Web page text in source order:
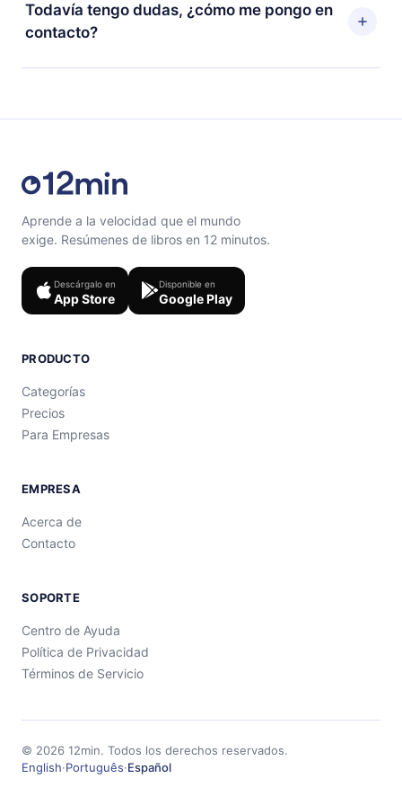
escuchar tus títulos favoritos sin conexión y desafiarte
con un cuestionario de preguntas para ayudarte a fijar
ciclo de facturación no ocurrirá.
Todavía tengo dudas, ¿cómo me pongo en
contacto?
Siéntete libre de contactarnos ensupport@12min.com.
Aprende a la velocidad que el mundo
exige. Resúmenes de libros en 12 minutos.
Descárgalo en
App Store
Disponible en
Google Play
PRODUCTO
Categorías
Precios
Para Empresas
EMPRESA
Acerca de
Contacto
SOPORTE
Centro de Ayuda
Política de Privacidad
Términos de Servicio
© 2026 12min. Todos los derechos reservados.
English·Português·Español